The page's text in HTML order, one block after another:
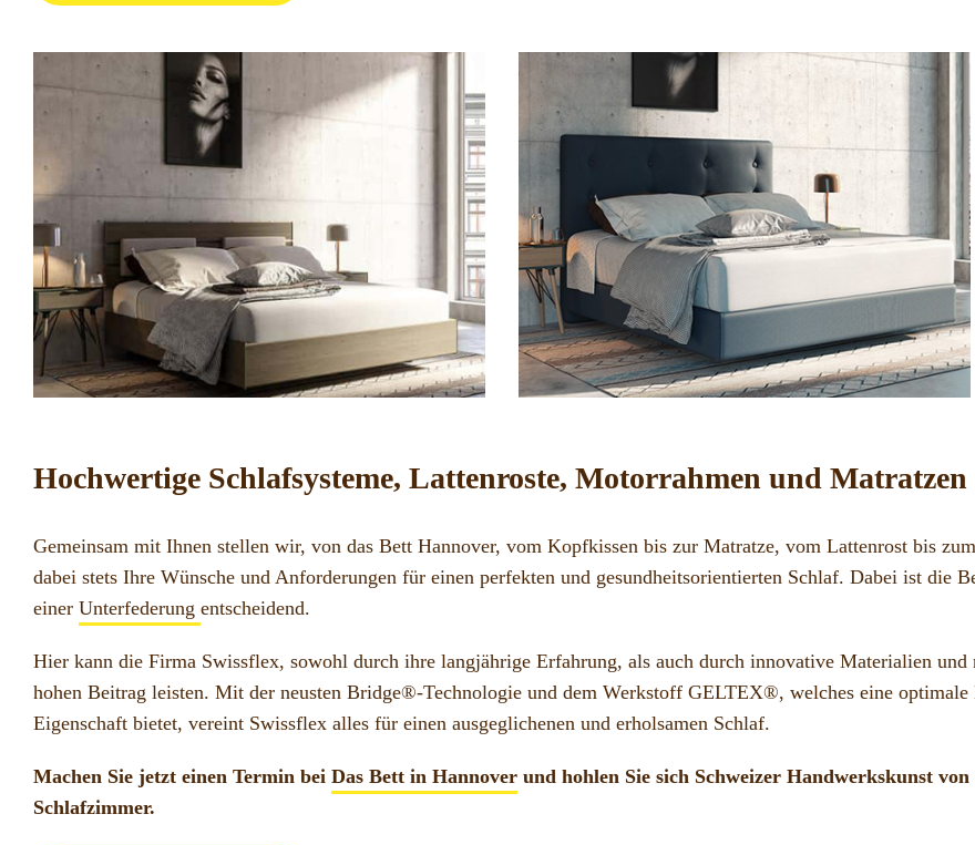
Hochwertige Schlafsysteme, Lattenroste, Motorrahmen und
Gemeinsam mit Ihnen stellen wir, von das Bett Hannover, vom Kopfkissen bis zur Matratze, vom Lattenrost bis
dabei stets Ihre Wünsche und Anforderungen für einen perfekten und gesundheitsorientierten Schlaf. Dabei ist die
einer Unterfederung entscheidend.
Hier kann die Firma Swissflex, sowohl durch ihre langjährige Erfahrung, als auch durch innovative Materialien und
hohen Beitrag leisten. Mit der neusten Bridge®-Technologie und dem Werkstoff GELTEX®, welches eine optimale
Eigenschaft bietet, vereint Swissflex alles für einen ausgeglichenen und erholsamen Schlaf.
Machen Sie jetzt einen Termin bei Das Bett in Hannover und hohlen Sie sich Schweizer Handwerkskunst
Schlafzimmer.